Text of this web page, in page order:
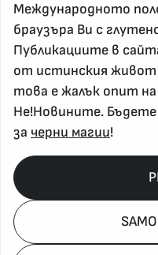
За реклама и връзка с
nenovinite@gmail.com
Контакт
За нас
Напиши Не!Новина
Абонирай се
Международното
браузъра Ви с
Публикациите в
от истинския
това е жалък опит
Не!Новините. Бъдете
за черни магии!